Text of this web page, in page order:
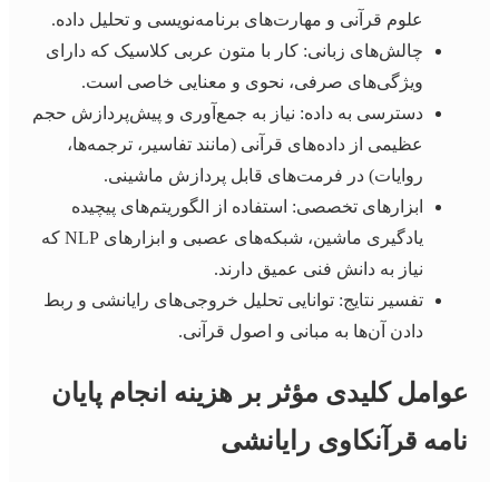
علوم قرآنی و مهارت‌های برنامه‌نویسی و تحلیل داده.
چالش‌های زبانی: کار با متون عربی کلاسیک که دارای
ویژگی‌های صرفی، نحوی و معنایی خاصی است.
دسترسی به داده: نیاز به جمع‌آوری و پیش‌پردازش حجم
عظیمی از داده‌های قرآنی (مانند تفاسیر، ترجمه‌ها،
روایات) در فرمت‌های قابل پردازش ماشینی.
ابزارهای تخصصی: استفاده از الگوریتم‌های پیچیده
یادگیری ماشین، شبکه‌های عصبی و ابزارهای NLP که
نیاز به دانش فنی عمیق دارند.
تفسیر نتایج: توانایی تحلیل خروجی‌های رایانشی و ربط
دادن آن‌ها به مبانی و اصول قرآنی.
عوامل کلیدی مؤثر بر هزینه انجام پایان
نامه قرآنکاوی رایانشی